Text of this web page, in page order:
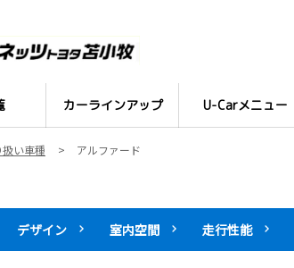
カーラインアップ U-Carメニュー
い車種 アルファード
デザイン 室内空間 走行性能